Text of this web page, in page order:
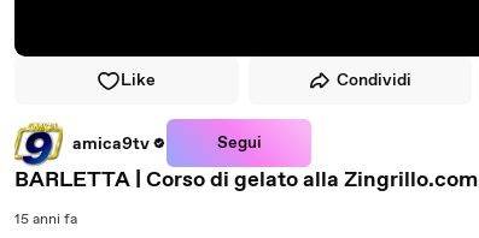
Like Condividi
amica9tv Segui
BARLETTA | Corso di gelato alla Zingrillo.com
15 anni fa